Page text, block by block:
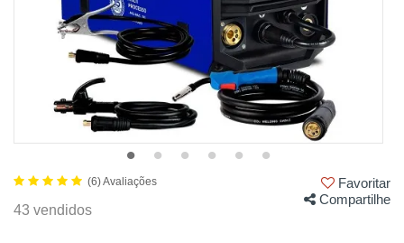
(6) Avaliações
Favoritar
43 vendidos
Compartilhe